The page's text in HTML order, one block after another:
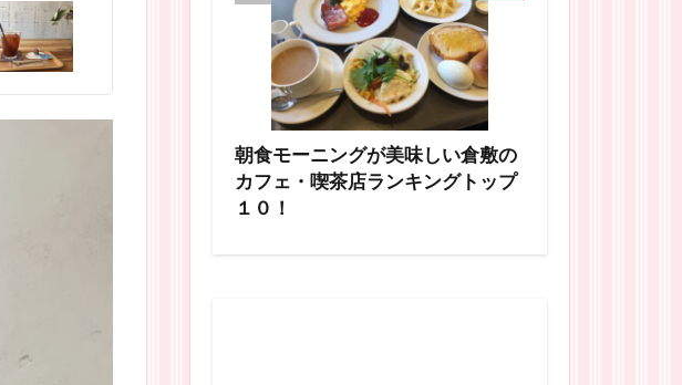
朝食モーニングが美味しい倉敷の
カフェ・喫茶店ランキングトップ
１０！